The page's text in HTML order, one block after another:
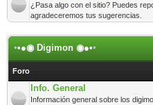
¿Pasa algo con el sitio? Puedes
agradeceremos tus sugerencias.
◦•●◉ Digimon ◉●•◦
Foro
Info. General
Información general sobre los